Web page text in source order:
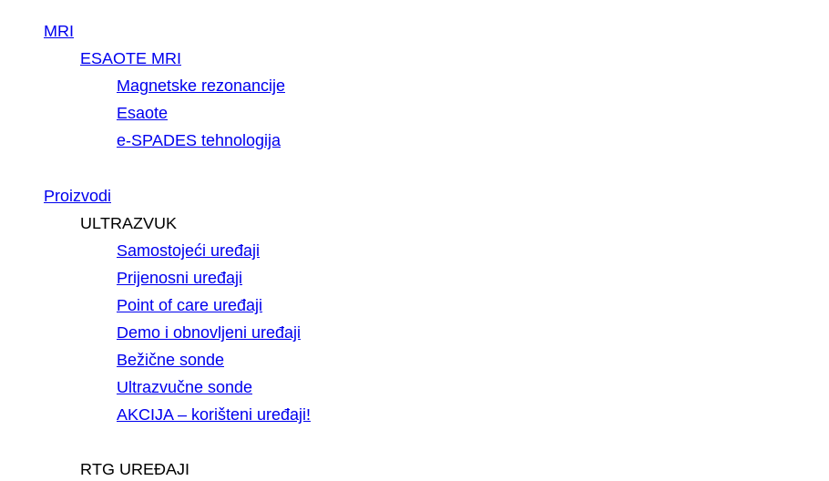
MRI
ESAOTE MRI
Magnetske rezonancije
Esaote
e-SPADES tehnologija
Proizvodi
ULTRAZVUK
Samostojeći uređaji
Prijenosni uređaji
Point of care uređaji
Demo i obnovljeni uređaji
Bežične sonde
Ultrazvučne sonde
AKCIJA – korišteni uređaji!
RTG UREĐAJI